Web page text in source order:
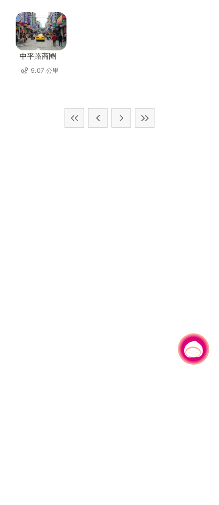
中平路商圈
9.07 公里